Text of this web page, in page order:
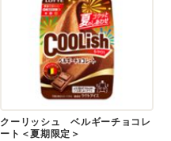
クーリッシュ ベルギーチョコレ
ート＜夏期限定＞